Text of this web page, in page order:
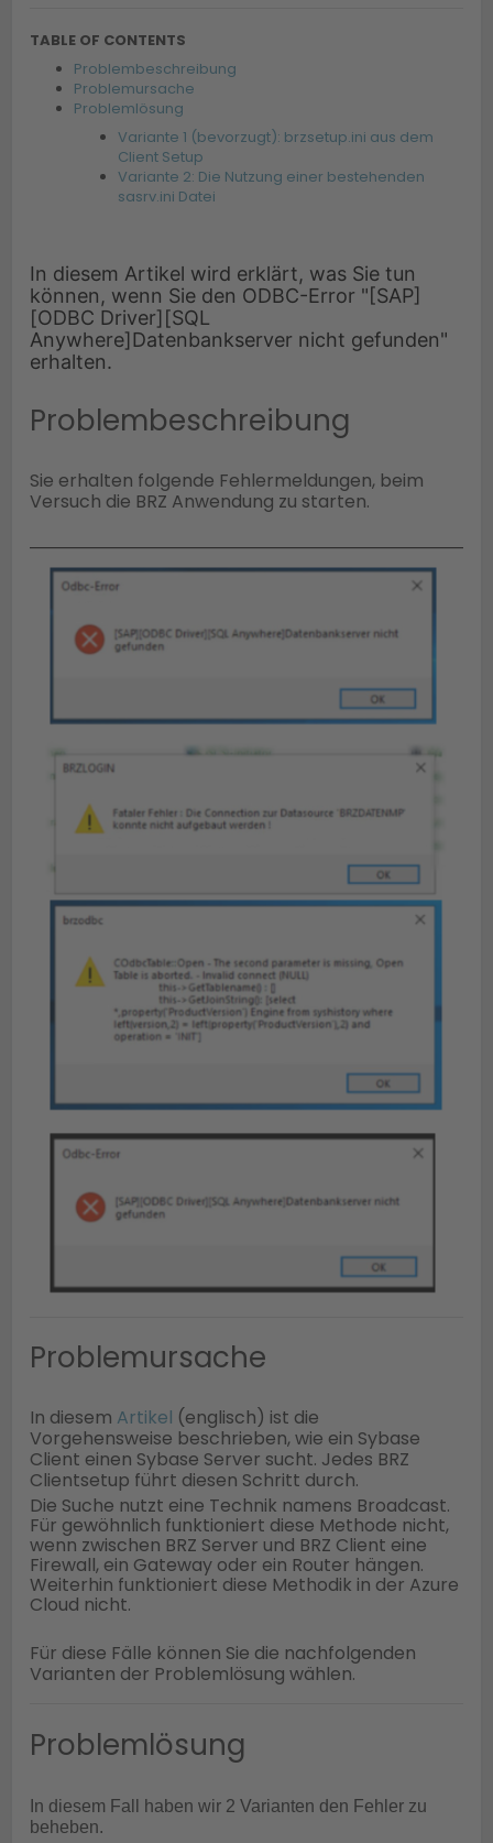
TABLE OF CONTENTS
Problembeschreibung
Problemursache
Problemlösung
Variante 1 (bevorzugt): brzsetup.ini aus dem
Client Setup
Variante 2: Die Nutzung einer bestehenden
sasrv.ini Datei
In diesem Artikel wird erklärt, was Sie tun
können, wenn Sie den ODBC-Error "[SAP]
[ODBC Driver][SQL
Anywhere]Datenbankserver nicht gefunden"
erhalten.
Problembeschreibung
Sie erhalten folgende Fehlermeldungen, beim
Versuch die BRZ Anwendung zu starten.
Problemursache
In diesem Artikel (englisch) ist die
Vorgehensweise beschrieben, wie ein Sybase
Client einen Sybase Server sucht. Jedes BRZ
Clientsetup führt diesen Schritt durch.
Die Suche nutzt eine Technik namens Broadcast.
Für gewöhnlich funktioniert diese Methode nicht,
wenn zwischen BRZ Server und BRZ Client eine
Firewall, ein Gateway oder ein Router hängen.
Weiterhin funktioniert diese Methodik in der Azure
Cloud nicht.
Für diese Fälle können Sie die nachfolgenden
Varianten der Problemlösung wählen.
Problemlösung
In diesem Fall haben wir 2 Varianten den Fehler zu
beheben.